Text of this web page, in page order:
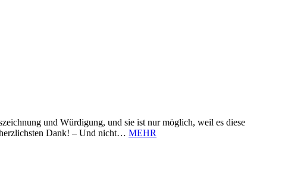
und Würdigung, und sie ist nur möglich, weil es diese
Dank! – Und nicht… MEHR